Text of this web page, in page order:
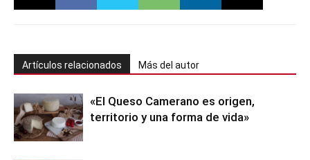
Artículos relacionados Más del autor
«El Queso Camerano es origen,
territorio y una forma de vida»